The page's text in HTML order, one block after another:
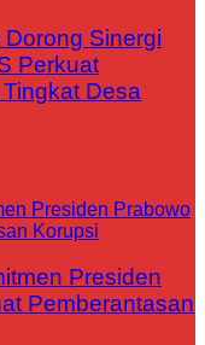
Sinergi
Perkuat
Desa
Presiden
Pemberantasan